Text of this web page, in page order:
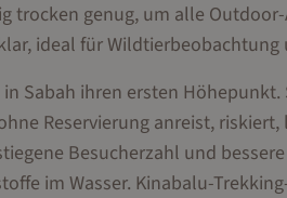
trocken genug, um alle
ideal für Wildtierbeobachtung
Sabah ihren ersten
Reservierung anreist,
Besucherzahl und
im Wasser. Kinabalu-